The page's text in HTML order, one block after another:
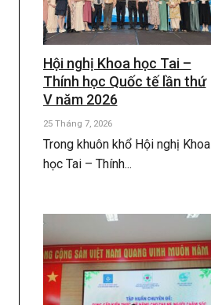
Hội nghị Khoa học Tai –
Thính học Quốc tế lần thứ
V năm 2026
25 Tháng 7, 2026
Trong khuôn khổ Hội nghị Khoa
học Tai – Thính...